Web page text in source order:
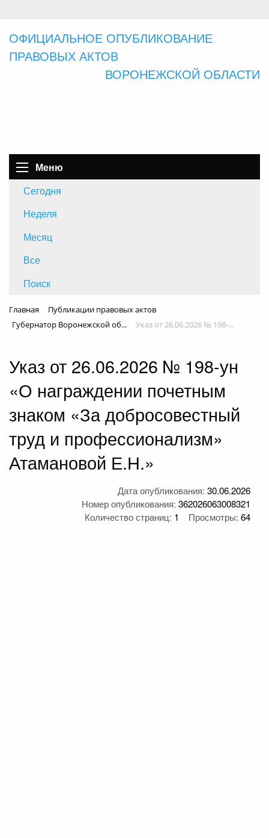
ОФИЦИАЛЬНОЕ ОПУБЛИКОВАНИЕ
ПРАВОВЫХ АКТОВ
ВОРОНЕЖСКОЙ ОБЛАСТИ
Меню
Сегодня
Неделя
Месяц
Все
Поиск
Главная
Публикации правовых актов
Губернатор Воронежской об...
Указ от 26.06.2026 № 198-...
Указ от 26.06.2026 № 198-ун
«О награждении почетным
знаком «За добросовестный
труд и профессионализм»
Атамановой Е.Н.»
Дата опубликования: 30.06.2026
Номер опубликования: 362026063008321
Количество страниц: 1 Просмотры: 64